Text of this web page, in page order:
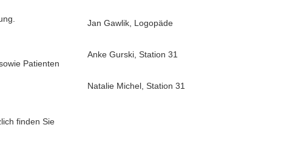
Patienten
finden Sie
Jan Gawlik, Logopäde
Anke Gurski, Station 31
Natalie Michel, Station 31